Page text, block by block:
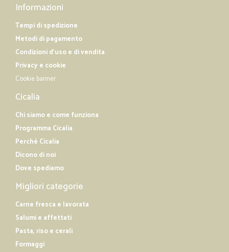
Informazioni
Tempi di spedizione
Metodi di pagamento
Condizioni d'uso e di vendita
Privacy e cookie
Cookie banner
Cicalia
Chi siamo e come funziona
Programma Cicalia
Perché Cicalia
Dicono di noi
Dove spediamo
Migliori categorie
Carne fresca e lavorata
Salumi e affettati
Pasta, riso e cerali
Formaggi